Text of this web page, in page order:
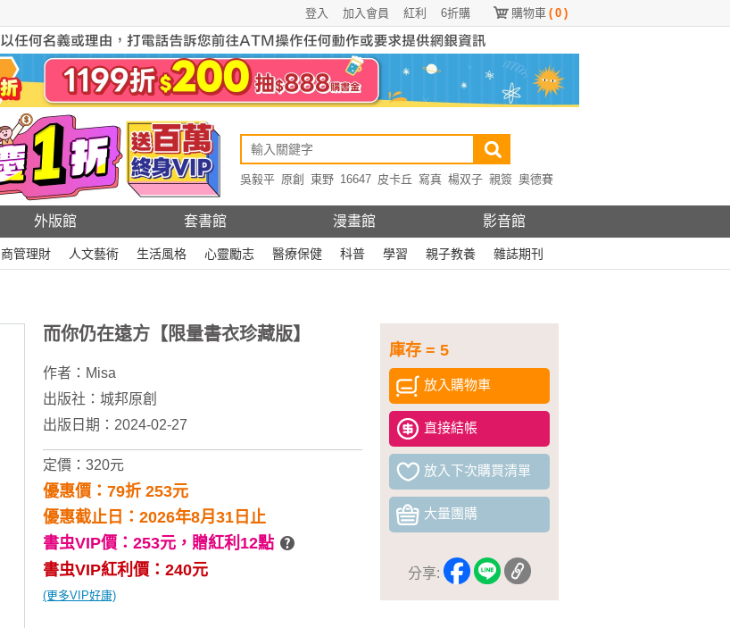
購物車 ( 0 )
6折購
紅利
加入會員
登入
吳毅平 原創 東野 16647 皮卡丘 寫真 楊双子 親簽 奧德賽
外版館 套書館 漫畫館 影音館
商管理財 人文藝術 生活風格 心靈勵志 醫療保健 科普 學習 親子教養 雜誌期刊
庫存 = 5
放入購物車
直接結帳
放入下次購買清單
大量團購
分享:
而你仍在遠方【限量書衣珍藏版】
作者： Misa
出版社： 城邦原創
出版日期：2024-02-27
定價：320元
優惠價：79折 253元
優惠截止日：2026年8月31日止
書虫VIP價：253元， 贈紅利12點
書虫VIP紅利價：240元
(更多VIP好康)